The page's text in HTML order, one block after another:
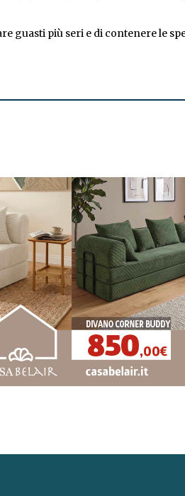
guasti più seri e di contenere le